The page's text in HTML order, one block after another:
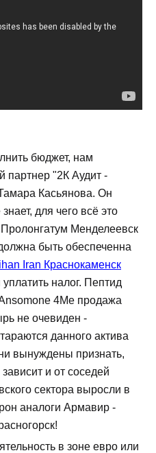
бюджет, нам
партнер "2К Аудит -
Касьянова. Он
для чего всё это
Пролонгатум Менделеевск
быть обеспеченна
Iran Краснокаменск
налог. Пептид
4Me продажа
не очевиден -
данного актива
вынуждены признать,
и от соседей
сектора выросли в
аналоги Армавир -
в зоне евро или